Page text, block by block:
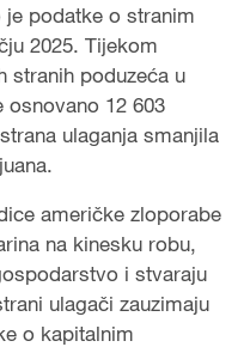
podatke o stranim
2025. Tijekom
stranih poduzeća u
osnovano 12 603
ulaganja smanjila
američke zloporabe
na kinesku robu,
i stvaraju
ulagači zauzimaju
o kapitalnim